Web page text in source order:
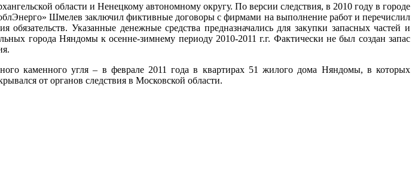
области и Ненецкому автономному округу. По версии следствия, в 2010 году в городе
Шмелев заключил фиктивные договоры с фирмами на выполнение работ и перечислил
Указанные денежные средства предназначались для закупки запасных частей и
города Няндомы к осенне-зимнему периоду 2010-2011 г.г. Фактически не был создан запас
каменного угля – в феврале 2011 года в квартирах 51 жилого дома Няндомы, в которых
от органов следствия в Московской области.